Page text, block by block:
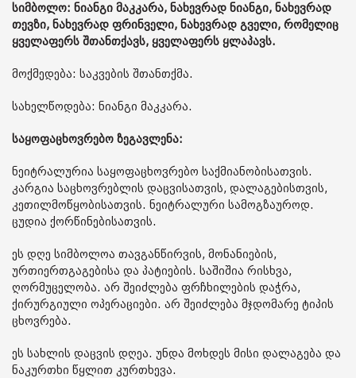
სიმბოლო: ნიანგი მაკკარა, ნახევრად ნიანგი, ნახევრად
თევზი, ნახევრად ფრინველი, ნახევრად გველი, რომელიც
ყველაფერს შთანთქავს, ყველაფერს ყლაპავს.
მოქმედება: საკვების შთანთქმა.
სახელწოდება: ნიანგი მაკკარა.
საყოფაცხოვრებო ზეგავლენა:
ნეიტრალურია საყოფაცხოვრებო საქმიანობისათვის.
კარგია საცხოვრებლის დაცვისათვის, დალაგებისთვის,
კეთილმოწყობისათვის. ნეიტრალური სამოგზაუროდ.
ცუდია ქორწინებისათვის.
ეს დღე სიმბოლოა თავგანწირვის, მონანიების,
ურთიერთგაგებისა და პატიების. საშიშია რისხვა,
ღორმუცელობა. არ შეიძლება ფრჩხილების დაჭრა,
ქირურგიული ოპერაციები. არ შეიძლება მჯდომარე ტიპის
ცხოვრება.
ეს სახლის დაცვის დღეა. უნდა მოხდეს მისი დალაგება და
ნაკურთხი წყლით კურთხევა.